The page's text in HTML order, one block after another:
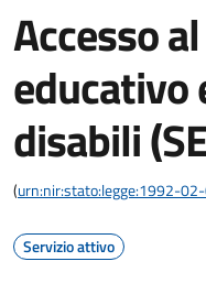
Accesso
educativo
disabili
(urn:nir:stato:legge:1992-
Servizio attivo